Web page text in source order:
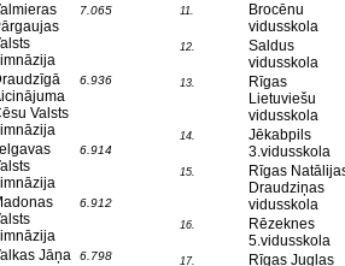
7.065
Valsts
6.936
6.914
6.912
Jāņa
6.798
11.
Brocēnu
vidusskola
12.
Saldus
vidusskola
13.
Rīgas
Lietuviešu
vidusskola
14.
Jēkabpils
3.vidusskola
15.
Rīgas
Draudziņas
vidusskola
16.
Rēzeknes
5.vidusskola
17.
Rīgas Juglas